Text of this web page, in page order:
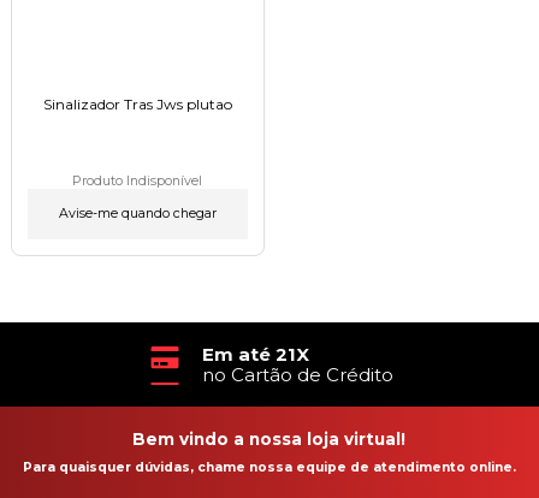
Sinalizador Tras Jws plutaoㅤㅤㅤㅤㅤㅤㅤㅤㅤㅤㅤㅤㅤㅤㅤㅤㅤㅤㅤㅤㅤㅤㅤㅤㅤㅤㅤㅤ
Produto Indisponível
Avise-me quando chegar
Em até 21X
no Cartão de Crédito
Bem vindo a nossa loja virtual!
Para quaisquer dúvidas, chame nossa equipe de atendimento online.